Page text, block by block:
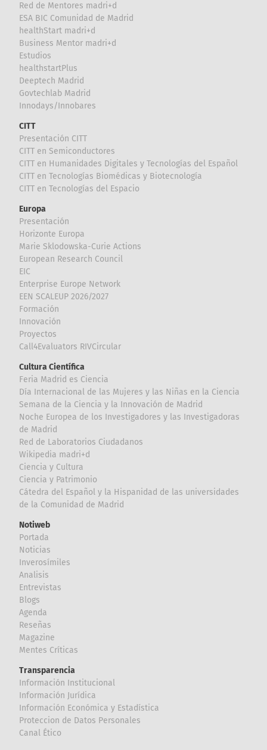
Red de Mentores madri+d
ESA BIC Comunidad de Madrid
healthStart madri+d
Business Mentor madri+d
Estudios
healthstartPlus
Deeptech Madrid
Govtechlab Madrid
Innodays/Innobares
CITT
Presentación CITT
CITT en Semiconductores
CITT en Humanidades Digitales y Tecnologías del Español
CITT en Tecnologías Biomédicas y Biotecnología
CITT en Tecnologías del Espacio
Europa
Presentación
Horizonte Europa
Marie Sklodowska-Curie Actions
European Research Council
EIC
Enterprise Europe Network
EEN SCALEUP 2026/2027
Formación
Innovación
Proyectos
Call4Evaluators RIVCircular
Cultura Científica
Feria Madrid es Ciencia
Día Internacional de las Mujeres y las Niñas en la Ciencia
Semana de la Ciencia y la Innovación de Madrid
Noche Europea de los Investigadores y las Investigadoras
de Madrid
Red de Laboratorios Ciudadanos
Wikipedia madri+d
Ciencia y Cultura
Ciencia y Patrimonio
Cátedra del Español y la Hispanidad de las universidades
de la Comunidad de Madrid
Notiweb
Portada
Noticias
Inverosímiles
Analisis
Entrevistas
Blogs
Agenda
Reseñas
Magazine
Mentes Críticas
Transparencia
Información Institucional
Información Jurídica
Información Económica y Estadística
Proteccion de Datos Personales
Canal Ético